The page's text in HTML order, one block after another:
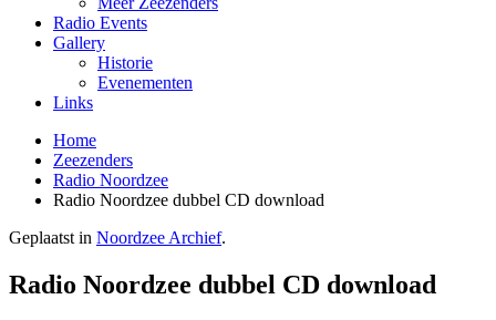
Radio Events
Gallery
Historie
Evenementen
Links
Home
Zeezenders
Radio Noordzee
Radio Noordzee dubbel CD download
Geplaatst in Noordzee Archief.
Radio Noordzee dubbel CD download